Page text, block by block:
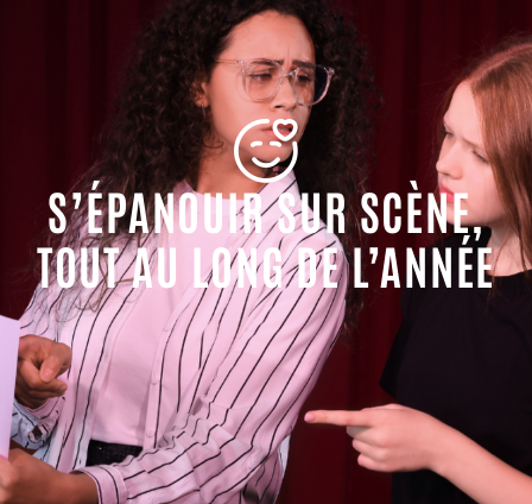
S’ÉPANOUIR SUR SCÈNE,
TOUT AU LONG DE L’ANNÉE